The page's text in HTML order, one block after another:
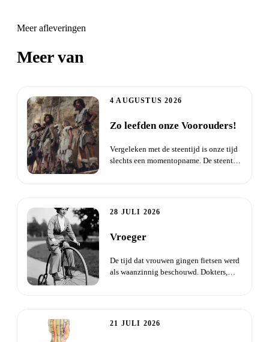
Meer afleveringen
Meer van
4 AUGUSTUS 2026
Zo leefden onze Voorouders!
Vergeleken met de steentijd is onze tijd
slechts een momentopname. De steentijd
28 JULI 2026
Vroeger
De tijd dat vrouwen gingen fietsen werd
als waanzinnig beschouwd. Dokters,
21 JULI 2026